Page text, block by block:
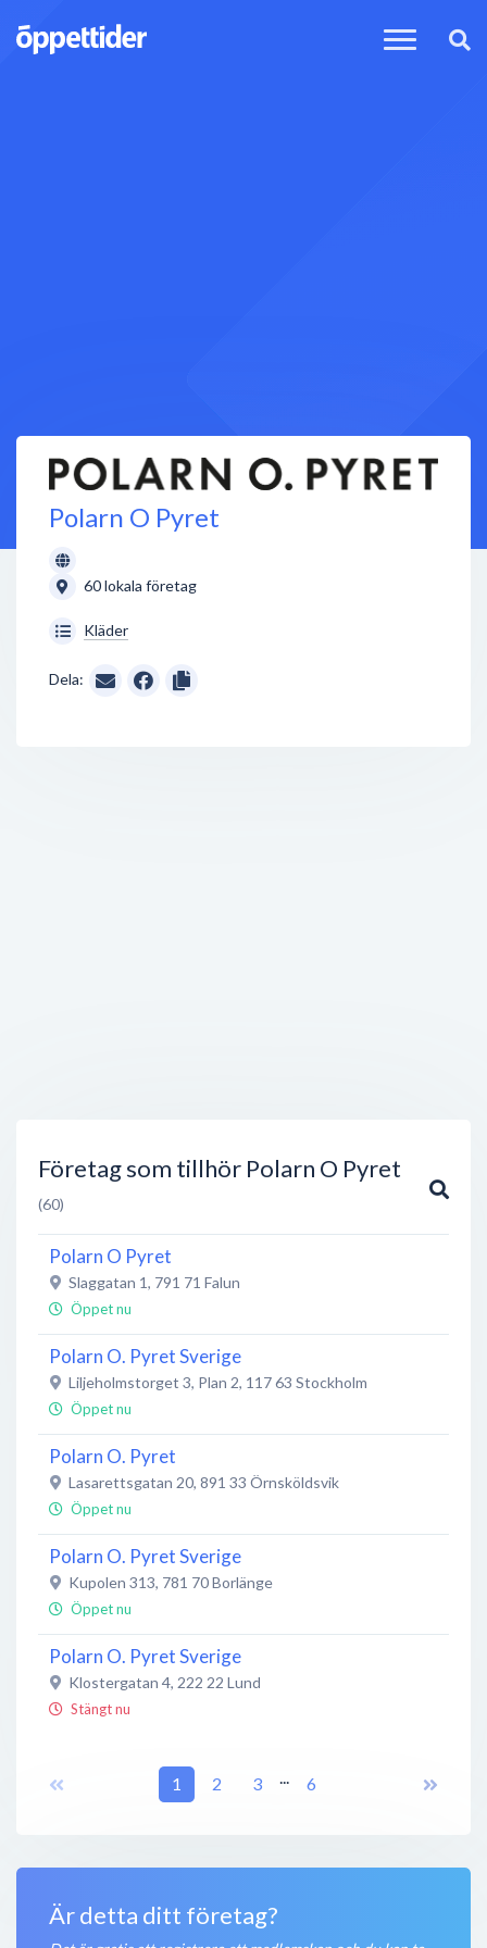
Polarn O Pyret
60 lokala företag
Kläder
Dela:
Är detta ditt företag?
Företag som tillhör Polarn O Pyret
(60)
Polarn O Pyret
Slaggatan 1, 791 71 Falun
Öppet nu
Polarn O. Pyret Sverige
Liljeholmstorget 3, Plan 2, 117 63 Stockholm
Öppet nu
Polarn O. Pyret
Lasarettsgatan 20, 891 33 Örnsköldsvik
Öppet nu
Polarn O. Pyret Sverige
Kupolen 313, 781 70Borlänge
Öppet nu
Polarn O. Pyret Sverige
Klostergatan 4, 222 22 Lund
Stängt nu
432 41Varberg
Stängt nu
1 2 3 ... 6